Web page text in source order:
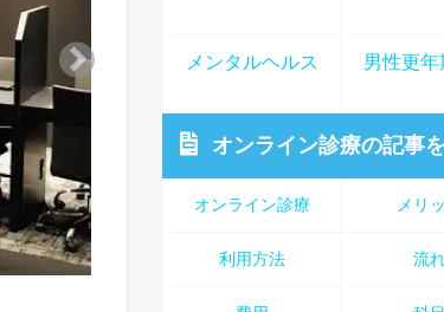
メンタルヘルス 男性更年
オンライン診療の記事
オンライン診療 メリ
利用方法 流